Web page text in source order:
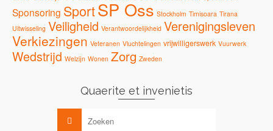
Sponsoring SportSP Oss Stockholm Timisoara Tirana
Uitwisseling Veiligheid Verantwoordelijkheid Verenigingsleven
Verkiezingen Veteranen Vluchtelingen vrijwilligerswerk Vuurwerk
Wedstrijd Welzijn Wonen Zorg Zweden
Quaerite et invenietis